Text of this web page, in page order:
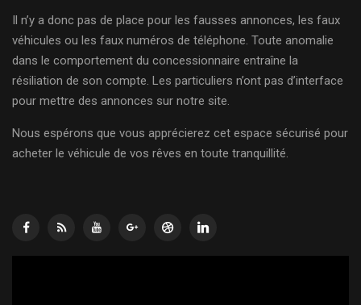
Il n’y a donc pas de place pour les fausses annonces, les faux
véhicules ou les faux numéros de téléphone. Toute anomalie
dans le comportement du concessionnaire entraîne la
résiliation de son compte. Les particuliers n’ont pas d’interface
pour mettre des annonces sur notre site.
Nous espérons que vous apprécierez cet espace sécurisé pour
acheter le véhicule de vos rêves en toute tranquillité.